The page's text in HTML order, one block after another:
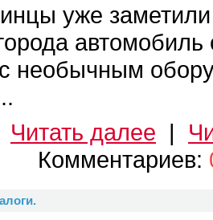
уже
необычным
Читать далее |
Комментариев: